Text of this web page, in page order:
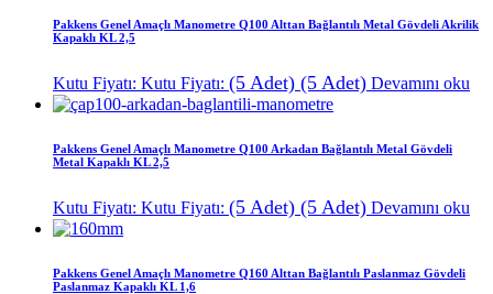
Pakkens Genel Amaçlı Manometre Q100 Alttan Bağlantılı Metal Gövdeli Akrilik
Kapaklı KL 2,5
Kutu Fiyatı: Kutu Fiyatı: (5 Adet) (5 Adet) Devamını oku
Pakkens Genel Amaçlı Manometre Q100 Arkadan Bağlantılı Metal Gövdeli
Metal Kapaklı KL 2,5
Kutu Fiyatı: Kutu Fiyatı: (5 Adet) (5 Adet) Devamını oku
Pakkens Genel Amaçlı Manometre Q160 Alttan Bağlantılı Paslanmaz Gövdeli
Paslanmaz Kapaklı KL 1,6